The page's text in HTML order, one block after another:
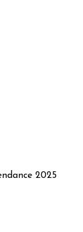
2025